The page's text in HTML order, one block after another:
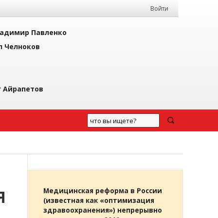
Войти
Павленко
Челноков
Айрапетов
Медицинская реформа в России
(известная как «оптимизация
здравоохранения») непрерывно